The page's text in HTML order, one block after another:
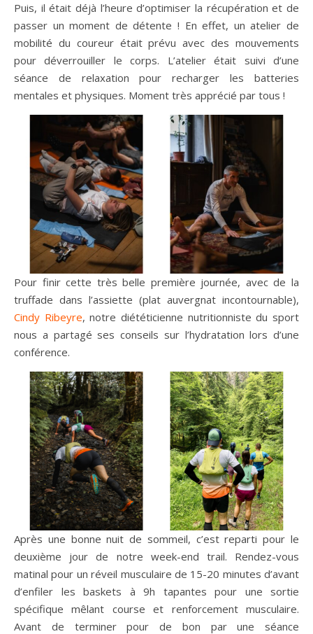
Puis, il était déjà l’heure d’optimiser la récupération et de
passer un moment de détente ! En effet, un atelier de
mobilité du coureur était prévu avec des mouvements
pour déverrouiller le corps. L’atelier était suivi d’une
séance de relaxation pour recharger les batteries
mentales et physiques. Moment très apprécié par tous !
Pour finir cette très belle première journée, avec de la
truffade dans l’assiette (plat auvergnat incontournable),
Cindy Ribeyre, notre diététicienne nutritionniste du sport
nous a partagé ses conseils sur l’hydratation lors d’une
conférence.
Après une bonne nuit de sommeil, c’est reparti pour le
deuxième jour de notre week-end trail. Rendez-vous
matinal pour un réveil musculaire de 15-20 minutes d’avant
d’enfiler les baskets à 9h tapantes pour une sortie
spécifique mêlant course et renforcement musculaire.
Avant de terminer pour de bon par une séance